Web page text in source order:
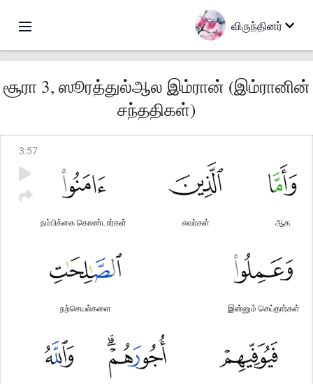
விருந்தினர்
சூரா 3, ஸூரத்துல்ஆல இம்ரான் (இம்ரானின்
சந்ததிகள்)
3:57
ஆக
எவர்கள்
நம்பிக்கை கொண்டார்கள்
இன்னும் செய்தார்கள்
நற்செயல்களை